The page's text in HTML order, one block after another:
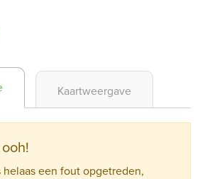
Kaartweergave
helaas een fout opgetreden,